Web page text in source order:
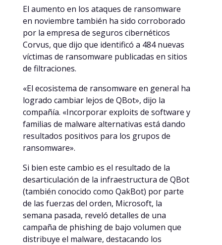
El aumento en los ataques de ransomware
en noviembre también ha sido corroborado
por la empresa de seguros cibernéticos
Corvus, que dijo que identificó a 484 nuevas
víctimas de ransomware publicadas en sitios
de filtraciones.
«El ecosistema de ransomware en general ha
logrado cambiar lejos de QBot», dijo la
compañía. «Incorporar exploits de software y
familias de malware alternativas está dando
resultados positivos para los grupos de
ransomware».
Si bien este cambio es el resultado de la
desarticulación de la infraestructura de QBot
(también conocido como QakBot) por parte
de las fuerzas del orden, Microsoft, la
semana pasada, reveló detalles de una
campaña de phishing de bajo volumen que
distribuye el malware, destacando los